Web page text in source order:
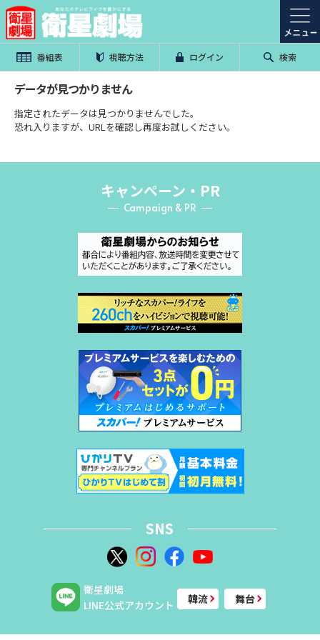
番組表 視聴方法 ログイン 検索
データが見つかりません
指定されたデータは見つかりませんでした。
恐れ入りますが、URLを確認し再度お試しください。
キャンペーン・PR
Campaign & PR
SNS
衛星劇場
LINE公式アカウント
韓流 舞台